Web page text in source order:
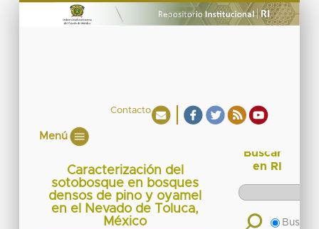
Contacto
Menú
Caracterización del
sotobosque en bosques
densos de pino y oyamel
en el Nevado de Toluca,
México
Buscar
en RI
Buscar